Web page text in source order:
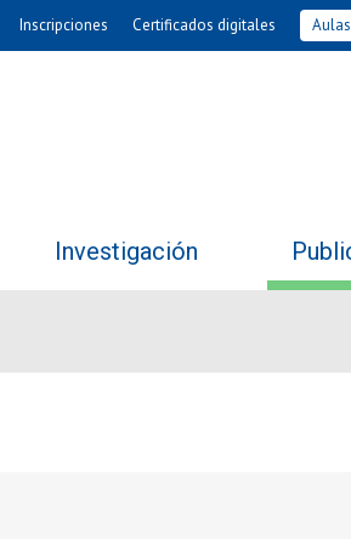
Inscripciones Certificados digitales
Investigación